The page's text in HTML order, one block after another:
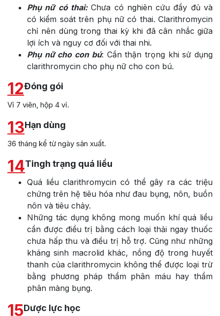
Phụ nữ có thai:Chưa có nghiên cứu đầy đủ và
có kiểm soát trên phụ nữ có thai. Clarithromycin
chỉ nên dùng trong thai kỳ khi đã cân nhắc giữa
lợi ích và nguy cơ đối với thai nhi.
Phụ nữ cho con bú: Cần thận trọng khi sử dụng
clarithromycin cho phụ nữ cho con bú.
12Đóng gói
Vỉ 7 viên, hộp 4 vỉ.
13Hạn dùng
36 tháng kể từ ngày sản xuất.
14Tingh trạng quá liều
Quá liều clarithromycin có thể gây ra các triệu
chứng trên hệ tiêu hóa như đau bụng, nôn, buồn
nôn và tiêu chảy.
Những tác dụng không mong muốn khí quá liều
cần được điều trị bằng cách loại thải ngay thuốc
chưa hấp thu và điều trị hỗ trợ. Cũng như những
kháng sinh macrolid khác, nồng độ trong huyết
thanh của clarithromycin không thể được loại trừ
bằng phương pháp thẩm phân máu hay thẩm
phân màng bụng.
15Dược lực học